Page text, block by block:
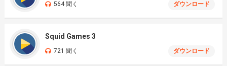
564 聞く ダウンロード
Squid Games 3
721 聞く ダウンロード